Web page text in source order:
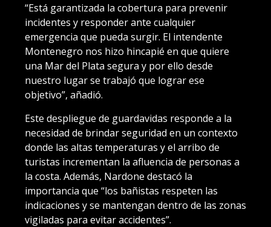
“Está garantizada la cobertura para prevenir
incidentes y responder ante cualquier
emergencia que pueda surgir. El intendente
Montenegro nos hizo hincapié en que quiere
una Mar del Plata segura y por ello desde
nuestro lugar se trabajó que lograr ese
objetivo”, añadió.
Este despliegue de guardavidas responde a la
necesidad de brindar seguridad en un contexto
donde las altas temperaturas y el arribo de
turistas incrementan la afluencia de personas a
la costa. Además, Nardone destacó la
importancia que “los bañistas respeten las
indicaciones y se mantengan dentro de las zonas
vigiladas para evitar accidentes”.